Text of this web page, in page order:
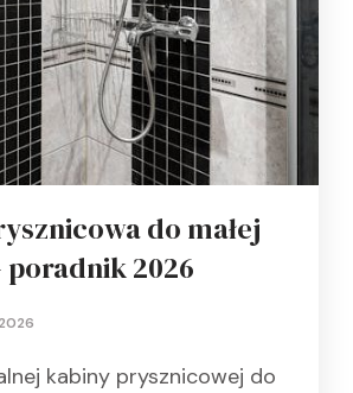
do małej
poradnik 2026
kabiny prysznicowej do